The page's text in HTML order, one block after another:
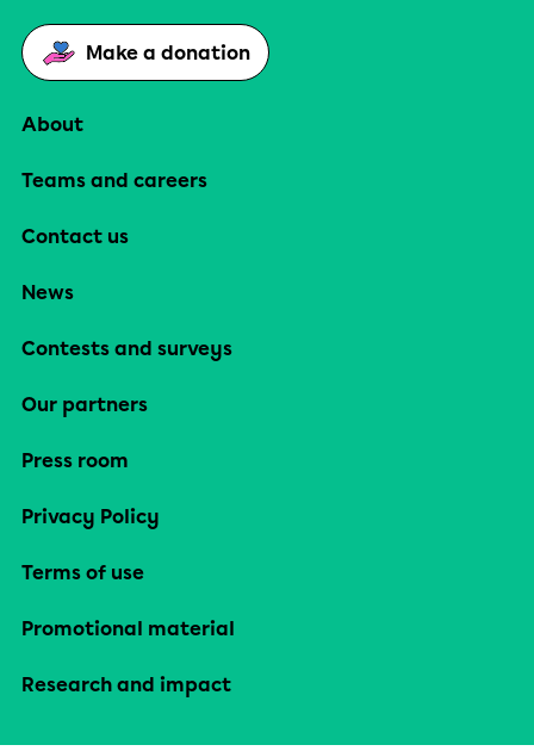
Make a donation
About
Teams and careers
Contact us
News
Contests and surveys
Our partners
Press room
Privacy Policy
Terms of use
Promotional material
Research and impact